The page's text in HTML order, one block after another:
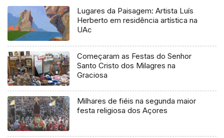
Lugares da Paisagem: Artista Luís
Herberto em residência artística na
UAc
Começaram as Festas do Senhor
Santo Cristo dos Milagres na
Graciosa
Milhares de fiéis na segunda maior
festa religiosa dos Açores